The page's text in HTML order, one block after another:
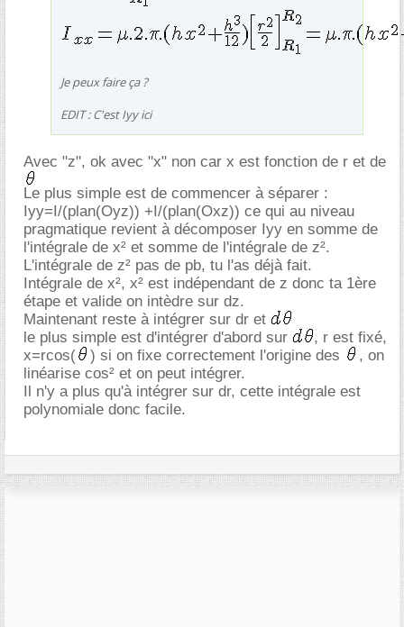
Je peux faire ça ?
EDIT : C'est Iyy ici
Avec "z", ok avec "x" non car x est fonction de r et de
Le plus simple est de commencer à séparer :
Iyy=I/(plan(Oyz)) +I/(plan(Oxz)) ce qui au niveau
pragmatique revient à décomposer Iyy en somme de
l'intégrale de x² et somme de l'intégrale de z².
L'intégrale de z² pas de pb, tu l'as déjà fait.
Intégrale de x², x² est indépendant de z donc ta 1ère
étape et valide on intèdre sur dz.
Maintenant reste à intégrer sur dr et
le plus simple est d'intégrer d'abord sur
, r est fixé,
x=rcos(
) si on fixe correctement l'origine des
, on
linéarise cos² et on peut intégrer.
Il n'y a plus qu'à intégrer sur dr, cette intégrale est
polynomiale donc facile.